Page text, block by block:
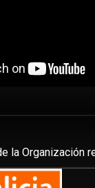
la Organización